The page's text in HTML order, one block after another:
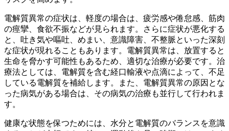
電解質異常の症状は、軽度の場合は、疲労感や倦怠感、筋肉
の痙攣、食欲不振などが見られます。さらに症状が悪化する
と、吐き気や嘔吐、めまい、意識障害、不整脈といった深刻
な症状が現れることもあります。 電解質異常は、放置すると
生命を脅かす可能性もあるため、適切な治療が必要です。 治
療法としては、電解質を含む経口輸液や点滴によって、不足
している電解質を補給します。また、電解質異常の原因とな
った病気がある場合は、その病気の治療も並行して行われま
す。
健康な状態を保つためには、水分と電解質のバランスを意識